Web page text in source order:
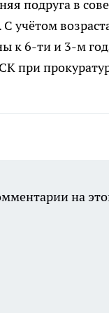
подруга в
С учётом
к 6-ти и 3-м
при
на